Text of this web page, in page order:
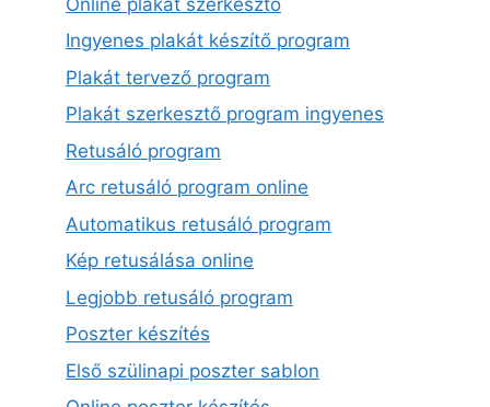
Ingyenes plakát készítő program
Plakát tervező program
Plakát szerkesztő program ingyenes
Retusáló program
Arc retusáló program online
Automatikus retusáló program
Kép retusálása online
Legjobb retusáló program
Poszter készítés
Első szülinapi poszter sablon